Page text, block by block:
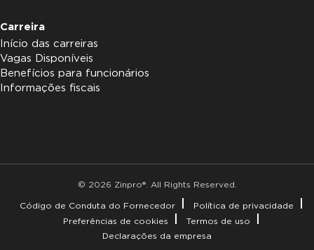
Carreira
Início das carreiras
Vagas Disponíveis
Benefícios para funcionários
Informações fiscais
© 2026 Zinpro®. All Rights Reserved.
Código de Conduta do Fornecedor
Política de privacidade
Preferências de cookies
Termos de uso
Declarações da empresa